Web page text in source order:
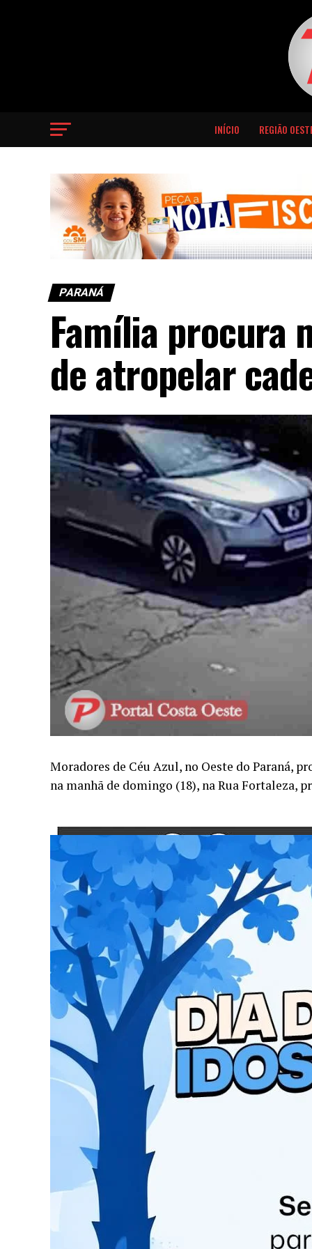
INÍCIO REGIÃO
PARANÁ
Família procura
de atropelar
Moradores de Céu Azul, no Oeste do Paraná,
na manhã de domingo (18), na Rua Fortaleza,
Segundo relato da internauta, a família ia
passaram pela calçada com o animal, que
atropelamento.
Imagens de câmeras de monitoramento
10h50, acompanhada da cadela, chamada
Em determinado momento, o homem
para o outro lado da via. Pouco tempo
Nissan Kicks de cor prata passa pelo local e
claramente o impacto.
Após o atropelamento, o motorista deixou o
flagraram a fuga e, em uma das gravações, é
Informações sobre o paradeiro de quem